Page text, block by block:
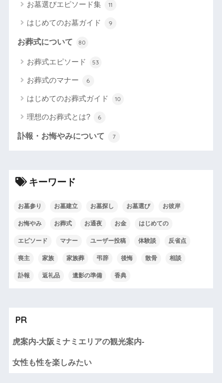
お墓選びエピソード集 11
はじめてのお墓ガイド 9
お葬式について 80
お葬式エピソード 53
お葬式のマナー 6
はじめてのお葬式ガイド 10
理想のお葬式とは? 6
訃報・お悔やみについて 7
キーワード
お墓参り お墓建立 お墓探し お墓選び お彼岸
お悔やみ お葬式 お通夜 お金 はじめての
エピソード マナー ユーザー投稿 体験談 反省点
喪主 家族 家族葬 弔辞 後悔 散骨 相談
訃報 返礼品 遺影の準備 香典
PR
虎案内-大阪ミナミエリアの観光案内-
女性も性を楽しみたい